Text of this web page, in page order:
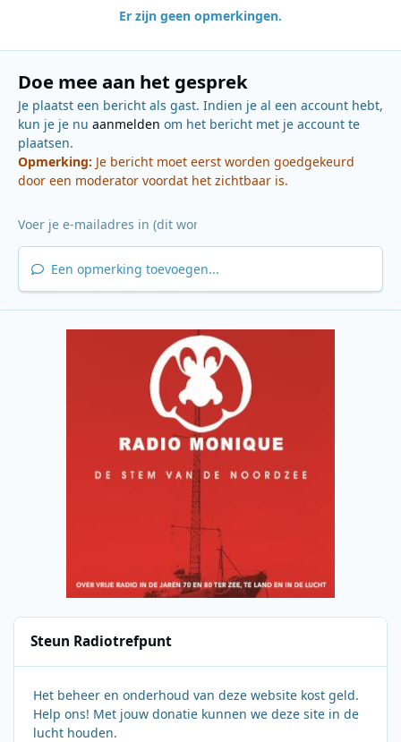
Er zijn geen opmerkingen.
Doe mee aan het gesprek
Je plaatst een bericht als gast. Indien je al een account hebt,
kun je je nu aanmelden om het bericht met je account te
plaatsen.
Opmerking: Je bericht moet eerst worden goedgekeurd
door een moderator voordat het zichtbaar is.
Een opmerking toevoegen...
Steun Radiotrefpunt
Het beheer en onderhoud van deze website kost geld.
Help ons! Met jouw donatie kunnen we deze site in de
lucht houden.